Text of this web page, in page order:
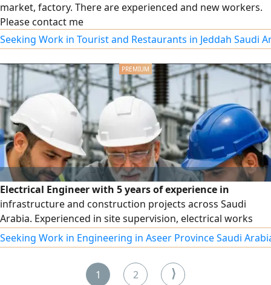
market, factory. There are experienced and new workers.
Please contact me
Seeking Work in Tourist and Restaurants in Jeddah Saudi
Electrical Engineer with 5 years of experience in
infrastructure and construction projects across Saudi
Arabia. Experienced in site supervision, electrical works
execution, cable installation, grounding systems, lightning
protection, testing, commissioning, and maintenance.
Participated in major projects including King Salman Park
and ROSHN Residential Project. Proficient in AutoCAD,
Seeking Work in Engineering in Aseer Province Saudi
1 2 ⟩